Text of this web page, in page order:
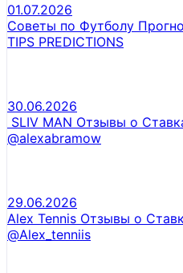
01.07.2026
Советы по Футболу
TIPS PREDICTIONS
30.06.2026
SLIV MAN Отзывы о
@alexabramow
29.06.2026
Alex Tennis Отзывы о
@Alex_tenniis